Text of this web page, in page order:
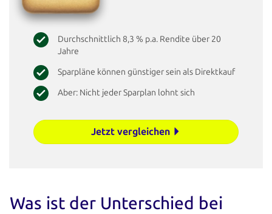
Durchschnittlich 8,3 % p.a. Rendite über 20
Jahre
Sparpläne können günstiger sein als Direktkauf
Aber: Nicht jeder Sparplan lohnt sich
Jetzt vergleichen
Was ist der Unterschied bei